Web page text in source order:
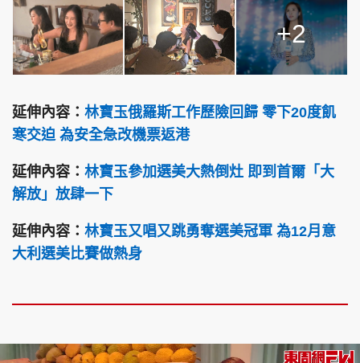
+2
延伸內容： 林寶玉俄羅斯工作歷險回歸 零下20度飢
寒交迫 為安全急改機票返港
延伸內容： 林寶玉參加選美大熱倒灶 即到首爾「大
解放」放肆一下
延伸內容： 林寶玉又唱又跳勇奪選美冠軍 為12月意
大利選美比賽做熱身